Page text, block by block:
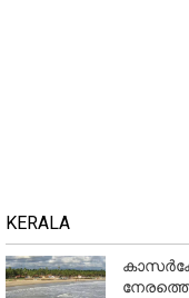
KERALA
നേരത്തെ